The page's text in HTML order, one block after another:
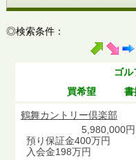
◎検索条件：
ゴル
買希望
書
鶴舞カントリー倶楽部
5,980,000
預り保証金400万円
入会金198万円